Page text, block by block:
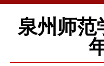
泉州师范